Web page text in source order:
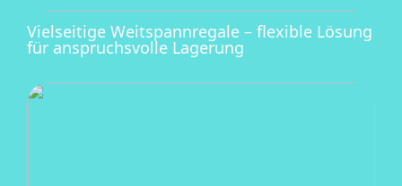
Vielseitige Weitspannregale – flexible Lösung
für anspruchsvolle Lagerung